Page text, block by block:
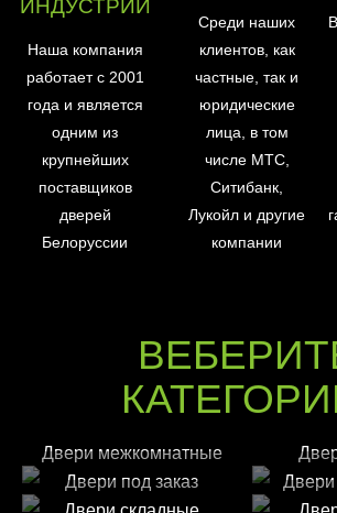
ИНДУСТРИИ
Наша компания
работает с 2001
года и является
одним из
крупнейших
поставщиков
дверей
Белоруссии
Среди наших
клиентов, как
частные, так и
юридические
лица, в том
числе МТС,
Ситибанк,
Лукойл и другие
компании
Двери межкомнатные
Двери под заказ